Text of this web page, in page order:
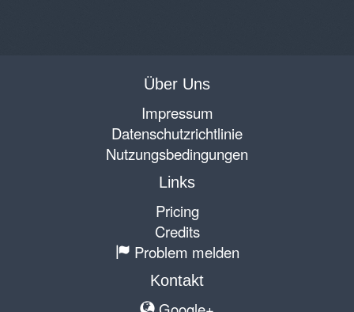
Über Uns
Impressum
Datenschutzrichtlinie
Nutzungsbedingungen
Links
Pricing
Credits
Problem melden
Kontakt